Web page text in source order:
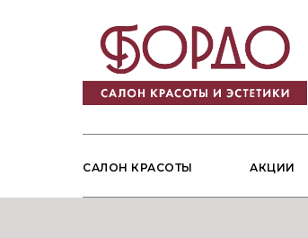
САЛОН КРАСОТЫ АКЦИИ